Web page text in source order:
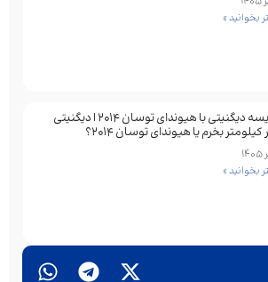
بخوانید »
مقایسه دیگنیتی با هیوندای توسان 2014 | دیگنیتی
بخرم یا هیوندای توسان 2014؟
بخوانید »